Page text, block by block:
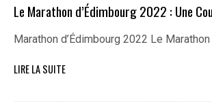
Le Marathon d’Édimbourg 2022 : Une
Marathon d’Édimbourg 2022 Le
LIRE LA SUITE